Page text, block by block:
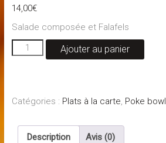
14,00€
Salade composée et Falafels
quantité
de
Falafel
Ajouter au panier
Catégories : Plats à la carte Poke bowl
Description Avis (0)